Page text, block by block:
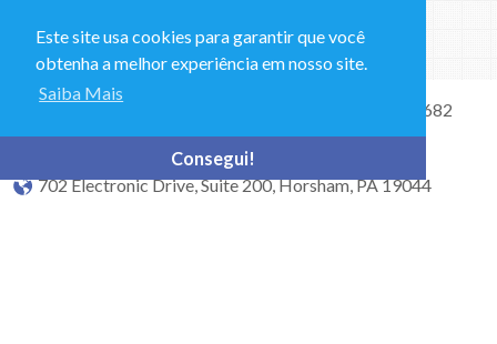
Este site usa cookies para garantir que você
obtenha a melhor experiência em nosso site.
Saiba Mais
Consegui!
Vendas, Suporte Técnico & Dúvidas Gerais: +1 215 682
702 Electronic Drive, Suite 200, Horsham, PA 19044